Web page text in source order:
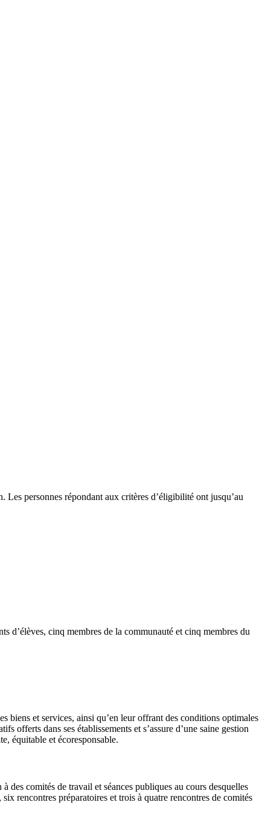
Les personnes répondant aux critères d’éligibilité ont jusqu’au
d’élèves, cinq membres de la communauté et cinq membres du
biens et services, ainsi qu’en leur offrant des conditions optimales
offerts dans ses établissements et s’assure d’une saine gestion
équitable et écoresponsable.
des comités de travail et séances publiques au cours desquelles
rencontres préparatoires et trois à quatre rencontres de comités